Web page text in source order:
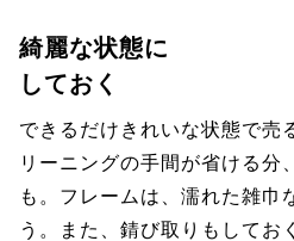
綺麗な状態に
しておく
できるだけきれいな状態で売
リーニングの手間が省ける分
も。フレームは、濡れた雑巾
う。また、錆び取りもしてお